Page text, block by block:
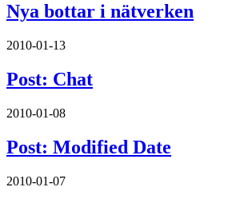
Nya bottar i nätverken
2010-01-13
Post: Chat
2010-01-08
Post: Modified Date
2010-01-07